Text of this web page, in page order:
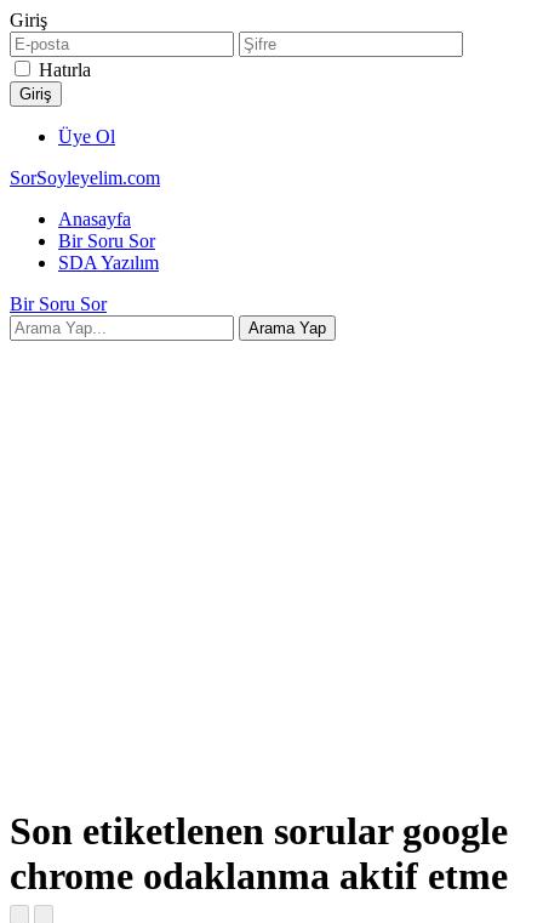
Giriş
Hatırla
Üye Ol
SorSoyleyelim.com
Anasayfa
Bir Soru Sor
SDA Yazılım
Bir Soru Sor
Son etiketlenen sorular google
chrome odaklanma aktif etme